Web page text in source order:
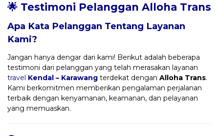
🌟 Testimoni Pelanggan Alloha Trans
Apa Kata Pelanggan Tentang Layanan
Kami?
Jangan hanya dengar dari kami! Berikut adalah beberapa
testimoni dari pelanggan yang telah merasakan layanan
travel Kendal – Karawang terdekat dengan Alloha Trans.
Kami berkomitmen memberikan pengalaman perjalanan
terbaik dengan kenyamanan, keamanan, dan pelayanan
yang memuaskan.